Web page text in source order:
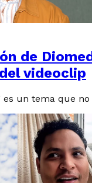
de
videoclip
es un tema que